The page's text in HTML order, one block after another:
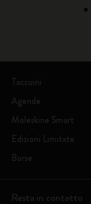
Taccuini
Agende
Moleskine Smart
Edizioni Limitate
Borse
Resta in contatto